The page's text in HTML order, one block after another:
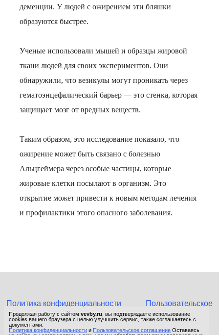
деменции. У людей с ожирением эти бляшки
образуются быстрее.
Ученые использовали мышей и образцы жировой
ткани людей для своих экспериментов. Они
обнаружили, что везикулы могут проникать через
гематоэнцефалический барьер — это стенка, которая
защищает мозг от вредных веществ.
Таким образом, это исследование показало, что
ожирение может быть связано с болезнью
Альцгеймера через особые частицы, которые
жировые клетки посылают в организм. Это
открытие может привести к новым методам лечения
и профилактики этого опасного заболевания.
Политика конфиденциальности
Пользовательское
соглашение
© 2015-2026 Сетевое издание «Фактом». Зарегистрировано в
Федеральной службе по надзору в сфере связи, информационных
Продолжая работу с сайтом vevby.ru , вы подтверждаете использование
cookies вашего браузера с целью улучшить сервис, также соглашаетесь с
документами:
Политика конфиденциальности и Пользовательское соглашение Оставаясь